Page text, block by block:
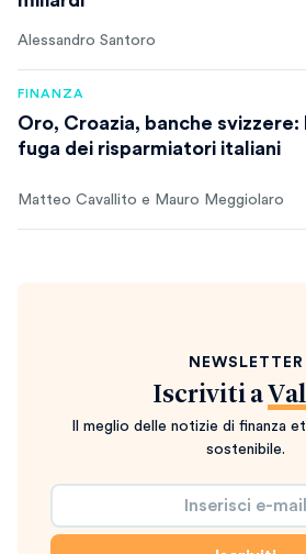
Alessandro Santoro
FINANZA
Oro, Croazia, banche svizzere:
fuga dei risparmiatori italiani
Matteo Cavallito e Mauro Meggiolaro
NEWSLETTER
Iscriviti a
Il meglio delle notizie di finanza
sostenibile.